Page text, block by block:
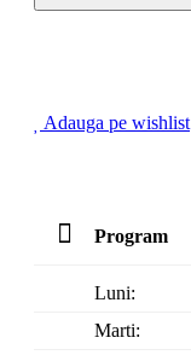
Adauga pe wishlist
Program
Luni:
Marti: